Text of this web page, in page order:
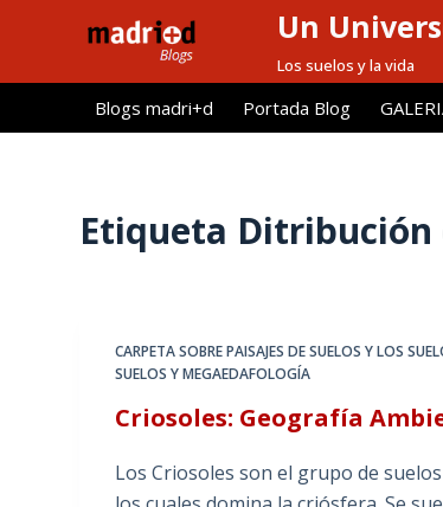
l
Un
Los suelos y la vida
Blogs madri+d Portada Blog
Etiqueta Ditribución
CARPETA SOBRE PAISAJES DE SUELOS Y LOS
SUELOS Y MEGAEDAFOLOGÍA
Criosoles: Geografía
Los Criosoles son el grupo de